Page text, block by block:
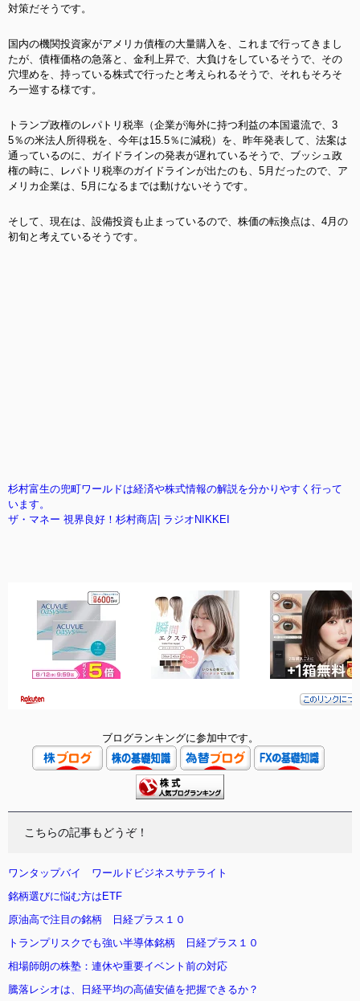
対策だそうです。
国内の機関投資家がアメリカ債権の大量購入を、これまで行ってきまし
たが、債権価格の急落と、金利上昇で、大負けをしているそうで、その
穴埋めを、持っている株式で行ったと考えられるそうで、それもそろそ
ろ一巡する様です。
トランプ政権のレパトリ税率（企業が海外に持つ利益の本国還流で、3
5％の米法人所得税を、今年は15.5％に減税）を、昨年発表して、法案は
通っているのに、ガイドラインの発表が遅れているそうで、ブッシュ政
権の時に、レパトリ税率のガイドラインが出たのも、5月だったので、ア
メリカ企業は、5月になるまでは動けないそうです。
そして、現在は、設備投資も止まっているので、株価の転換点は、4月の
初旬と考えているそうです。
杉村富生の兜町ワールドは経済や株式情報の解説を分かりやすく行って
います。
ザ・マネー 視界良好！杉村商店| ラジオNIKKEI
ブログランキングに参加中です。
こちらの記事もどうぞ！
ワンタップバイ ワールドビジネスサテライト
銘柄選びに悩む方はETF
原油高で注目の銘柄 日経プラス１０
トランプリスクでも強い半導体銘柄 日経プラス１０
相場師朗の株塾：連休や重要イベント前の対応
騰落レシオは、日経平均の高値安値を把握できるか？